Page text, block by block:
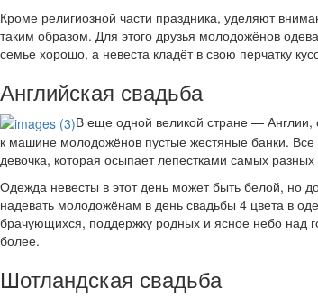
Кроме религиозной части праздника, уделяют
таким образом. Для этого друзья молодожёнов
семье хорошо, а невеста кладёт в свою перчатку
Английская свадьба
В еще одной великой стране — Англии,
к машине молодожёнов пустые жестяные банки.
девочка, которая осыпает лепестками самых
Одежда невесты в этот день может быть белой, но
надевать молодожёнам в день свадьбы 4 цвета в
брачующихся, поддержку родных и ясное небо над
более.
Шотландская свадьба